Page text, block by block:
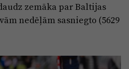
zemāka par Baltijas
nedēļām sasniegto (5629